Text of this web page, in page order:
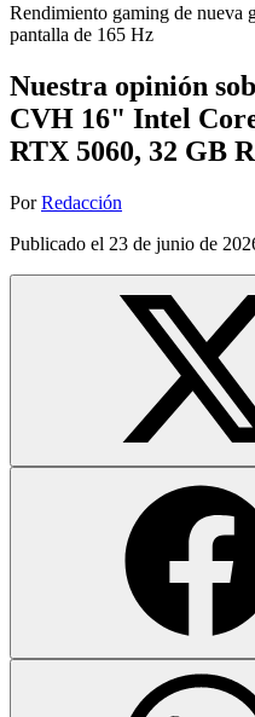
Rendimiento gaming de nueva
pantalla de 165 Hz
Nuestra opinión
CVH 16" Intel
RTX 5060, 32 GB
Por Redacción
Publicado el 23 de junio de